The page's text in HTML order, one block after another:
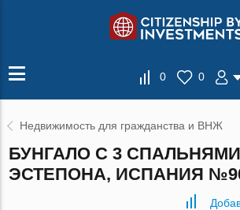
0 0
Недвижимость для гражданства и ВНЖ
БУНГАЛО С 3
ЭСТЕПОНА, ИСПАНИЯ